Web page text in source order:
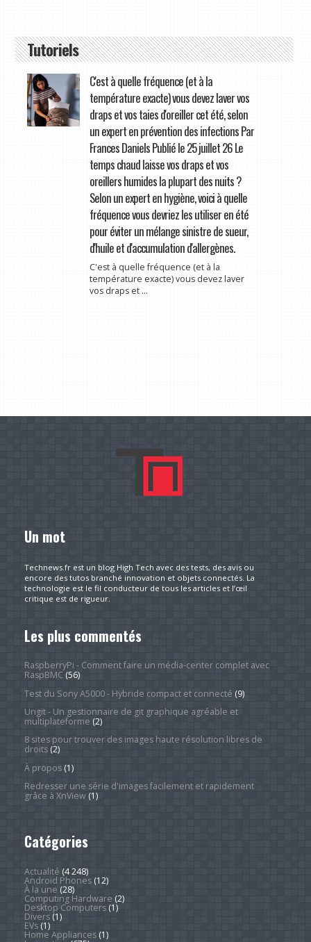
Tutoriels
C'est à quelle fréquence (et à la
température exacte) vous devez laver vos
draps et vos taies d'oreiller cet été, selon
un expert en prévention des infections Par
Frances Daniels Publié le 25 juillet 26 Le
temps chaud laisse vos draps et vos
oreillers humides la plupart des nuits ?
Selon un expert en hygiène, voici à quelle
fréquence vous devriez les utiliser en été
pour éviter un mélange sinistre de sueur,
d'huile et d'accumulation d'allergènes.
C'est à quelle fréquence (et à la
température exacte) vous devez laver
vos draps et ...
Un mot
Technews.fr est un blog High Tech avec des tests, des avis ou
encore des tutos branché innovation et objets connectés. La
technologie est le fil conducteur de tous les articles et l’œil
critique est de rigueur.
Les plus commentés
RaspberryPi - Comment faire un média-center complet avec
RaspBMC(56)
Test du Sony A5000 - Hybride compact et connecté (9)
Ungit - Un gestionnaire de git graphique agréable et
multiplateforme (2)
8 sites pour trouver des images haute résolution libres de
droits(2)
À propos(1)
Redresser une série d'images facilement et rapidement
grâce à XnView(1)
Catégories
Actualité (4 248)
Android Phones(12)
À la une (28)
Computing Hardware (2)
Desktop Computers(1)
Divers(1)
EVs(1)
Home Appliances(1)